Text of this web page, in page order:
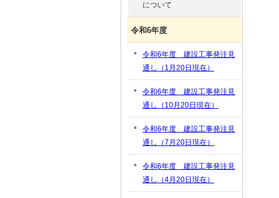
について
令和6年度
令和6年度 建設工事発注見
通し（1月20日現在）
令和6年度 建設工事発注見
通し（10月20日現在）
令和6年度 建設工事発注見
通し（7月20日現在）
令和6年度 建設工事発注見
通し（4月20日現在）